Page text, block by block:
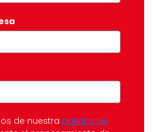
de nuestra política de